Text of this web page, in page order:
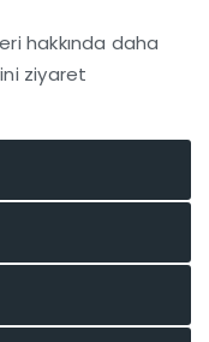
hakkında daha
ziyaret